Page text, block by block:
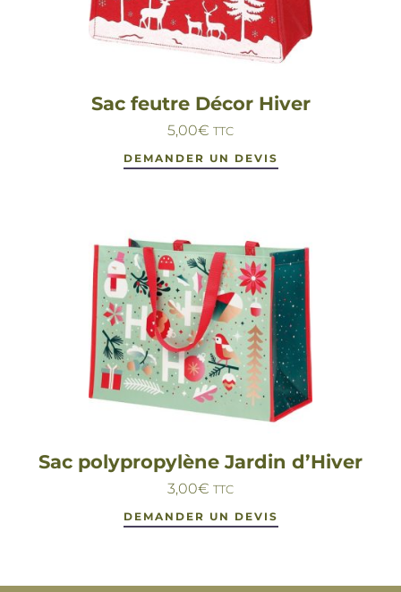
Sac feutre Décor Hiver
5,00€ TTC
DEMANDER UN DEVIS
Sac polypropylène Jardin d’Hiver
3,00€ TTC
DEMANDER UN DEVIS